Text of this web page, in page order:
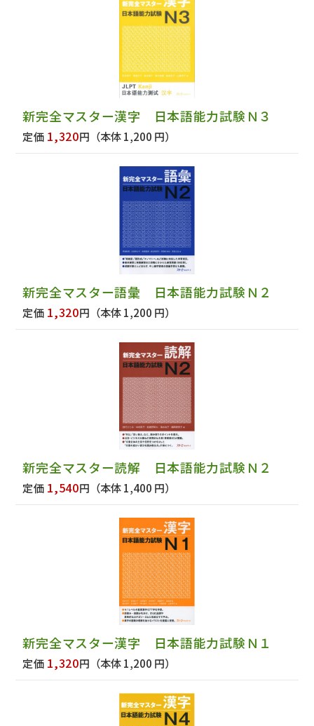
新完全マスター漢字 日本語能力試験Ｎ３
定価 1,320円 （本体 1,200 円）
新完全マスター語彙 日本語能力試験Ｎ２
定価 1,320円 （本体 1,200 円）
新完全マスター読解 日本語能力試験Ｎ２
定価 1,540円 （本体 1,400 円）
新完全マスター漢字 日本語能力試験Ｎ１
定価 1,320円 （本体 1,200 円）